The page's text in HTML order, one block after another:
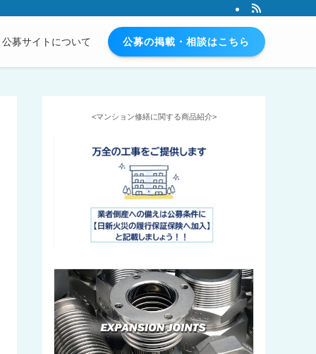
公募サイトについて 公募の掲載・相談はこちら
<マンション修繕に関する商品紹介>